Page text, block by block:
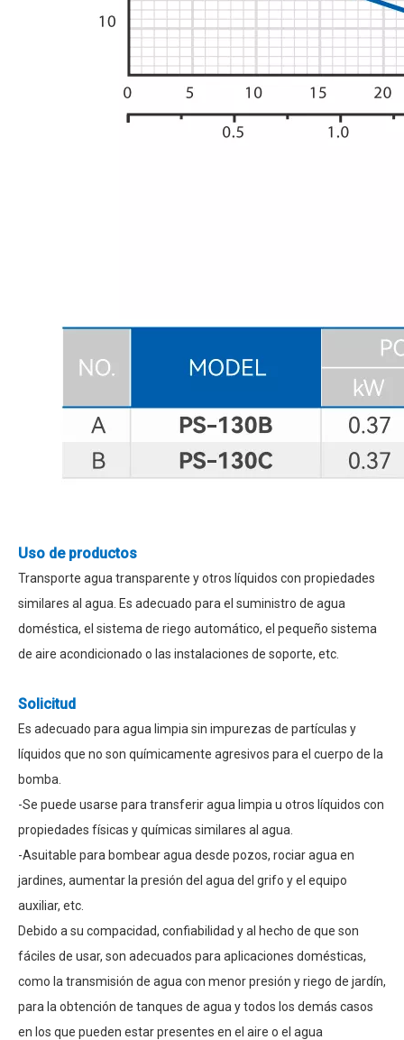
Uso de productos
Transporte agua transparente y otros líquidos con propiedades
similares al agua. Es adecuado para el suministro de agua
doméstica, el sistema de riego automático, el pequeño sistema
de aire acondicionado o las instalaciones de soporte, etc.
Solicitud
Es adecuado para agua limpia sin impurezas de partículas y
líquidos que no son químicamente agresivos para el cuerpo de la
bomba.
-Se puede usarse para transferir agua limpia u otros líquidos con
propiedades físicas y químicas similares al agua.
-Asuitable para bombear agua desde pozos, rociar agua en
jardines, aumentar la presión del agua del grifo y el equipo
auxiliar, etc.
Debido a su compacidad, confiabilidad y al hecho de que son
fáciles de usar, son adecuados para aplicaciones domésticas,
como la transmisión de agua con menor presión y riego de jardín,
para la obtención de tanques de agua y todos los demás casos
en los que pueden estar presentes en el aire o el agua